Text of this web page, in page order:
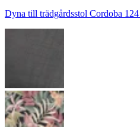
Dyna till trädgårdsstol Cordoba